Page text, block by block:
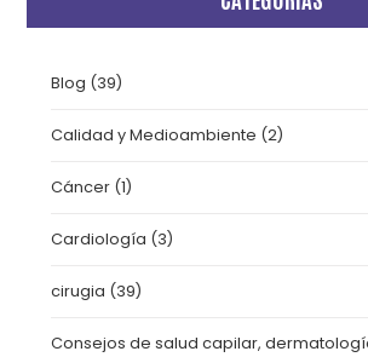
Blog (39)
Calidad y Medioambiente (2)
Cáncer (1)
Cardiología (3)
cirugia (39)
Consejos de salud capilar,